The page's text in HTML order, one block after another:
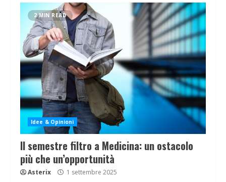
2 MIN READ
Idee & Opinioni
Il semestre filtro a Medicina: un ostacolo
più che un’opportunità
Asterix 1 settembre 2025